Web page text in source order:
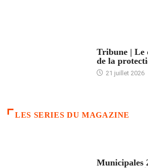
Tribune | Le
de la
21 juillet 2026
LES SERIES DU MAGAZINE
Municipales